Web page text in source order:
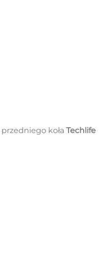
koła Techlife